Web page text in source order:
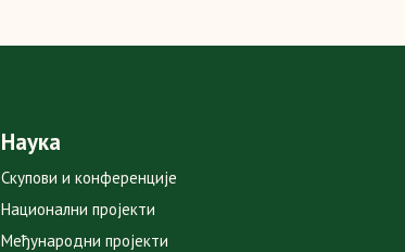
Наука
Скупови и конференције
Национални пројекти
Међународни пројекти